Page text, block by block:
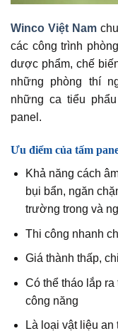
Winco Việt Nam
các công trình
dược phẩm, chế
những phòng thí
những ca tiểu
panel.
Ưu điểm của tấm
Khả năng cách
bụi bẩn, ngăn
trường trong và
Thi công nhanh
Giá thành thấp,
Có thể tháo lắp
công năng
Là loại vật liệu